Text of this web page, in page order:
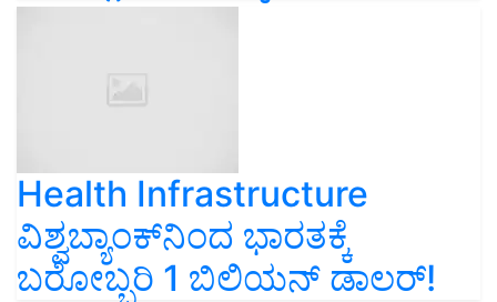
Health Infrastructure
ವಿಶ್ವಬ್ಯಾಂಕ್‌ನಿಂದ ಭಾರತಕ್ಕೆ
ಬರೋಬ್ಬರಿ 1 ಬಿಲಿಯನ್‌ ಡಾಲರ್‌!